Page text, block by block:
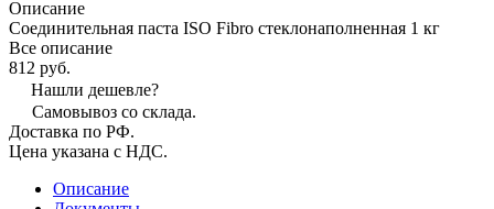
Описание
Соединительная паста ISO Fibro стеклонаполненная 1 кг
Все описание
812 руб.
Нашли дешевле?
Самовывоз со склада.
Доставка по РФ.
Цена указана с НДС.
Описание